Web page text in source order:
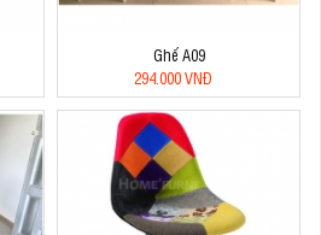
Ghế A09
294.000 VNĐ